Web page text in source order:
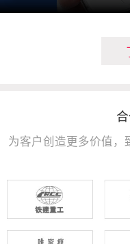
为客户创造更多价值